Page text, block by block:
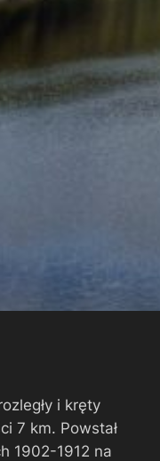
i kręty
7 km. Powstał
1902-1912 na